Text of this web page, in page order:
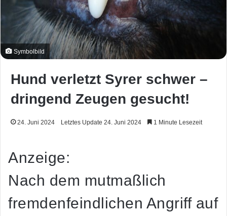
Symbolbild
Hund verletzt Syrer schwer –
dringend Zeugen gesucht!
24. Juni 2024 Letztes Update 24. Juni 2024 1 Minute Lesezeit
Anzeige:
Nach dem mutmaßlich
fremdenfeindlichen Angriff auf